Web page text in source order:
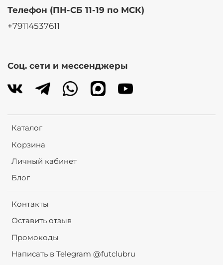
Каталог
Корзина
Личный кабинет
Блог
Контакты
Оставить отзыв
Промокоды
Написать в Telegram @futclubru
Телефон (ПН-СБ 11-19 по МСК)
+79114537611
Соц. сети и мессенджеры